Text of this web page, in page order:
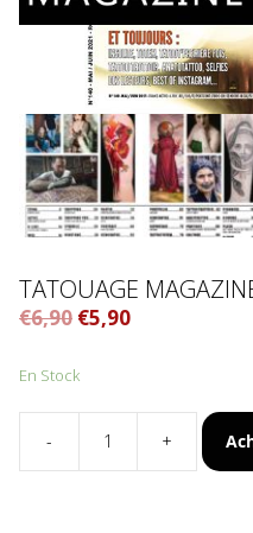
TATOUAGE
€6,90 €5,90
En Stock
-
de
+